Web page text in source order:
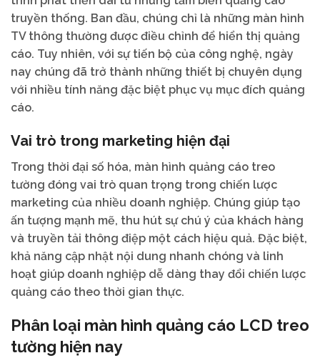
truyền thống. Ban đầu, chúng chỉ là những màn hình
TV thông thường được điều chỉnh để hiển thị quảng
cáo. Tuy nhiên, với sự tiến bộ của công nghệ, ngày
nay chúng đã trở thành những thiết bị chuyên dụng
với nhiều tính năng đặc biệt phục vụ mục đích quảng
cáo.
Vai trò trong marketing hiện đại
Trong thời đại số hóa, màn hình quảng cáo treo
tường đóng vai trò quan trọng trong chiến lược
marketing của nhiều doanh nghiệp. Chúng giúp tạo
ấn tượng mạnh mẽ, thu hút sự chú ý của khách hàng
và truyền tải thông điệp một cách hiệu quả. Đặc biệt,
khả năng cập nhật nội dung nhanh chóng và linh
hoạt giúp doanh nghiệp dễ dàng thay đổi chiến lược
quảng cáo theo thời gian thực.
Phân loại màn hình quảng cáo LCD treo
tường hiện nay